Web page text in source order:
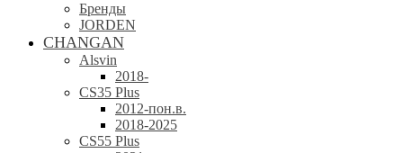
Бренды
JORDEN
CHANGAN
Alsvin
2018-
CS35 Plus
2012-пон.в.
2018-2025
CS55 Plus